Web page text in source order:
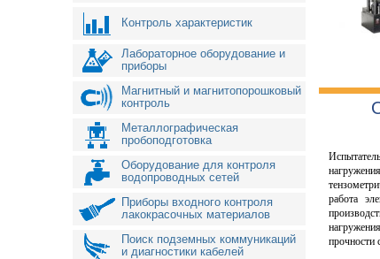
Контроль характеристик
Лабораторное оборудование и
приборы
Магнитный и магнитопорошковый
контроль
Металлографическая
пробоподготовка
Оборудование для контроля
водопроводных сетей
Приборы входного контроля
лакокрасочных материалов
Поиск подземных коммуникаций
и диагностики кабелей
работа
прочности